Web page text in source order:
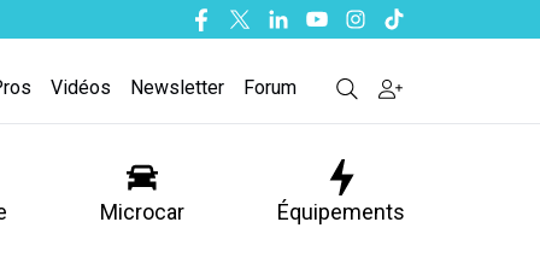
Facebook
TwitterLinkedinYoutubeInstagram
Tiktok
Vidéos Newsletter Forum
Microcar Équipements